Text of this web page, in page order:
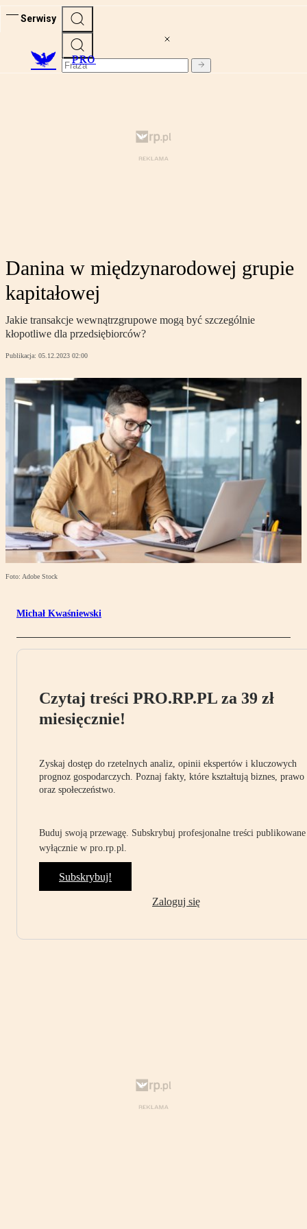
Serwisy
PRO
Danina w międzynarodowej grupie
kapitałowej
Jakie transakcje wewnątrzgrupowe mogą być szczególnie
kłopotliwe dla przedsiębiorców?
Publikacja: 05.12.2023 02:00
Foto: Adobe Stock
Michał Kwaśniewski
Czytaj treści PRO.RP.PL za 39 zł
miesięcznie!
Zyskaj dostęp do rzetelnych analiz, opinii ekspertów i kluczowych
prognoz gospodarczych. Poznaj fakty, które kształtują biznes, prawo
oraz społeczeństwo.
Buduj swoją przewagę. Subskrybuj profesjonalne treści publikowane
wyłącznie w pro.rp.pl.
Subskrybuj!
Zaloguj się